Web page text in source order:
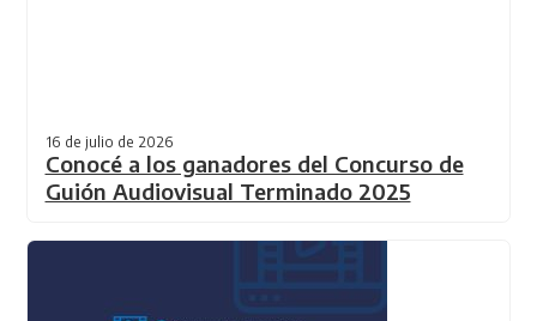
16 de julio de 2026
Conocé a los ganadores del Concurso de
Guión Audiovisual Terminado 2025